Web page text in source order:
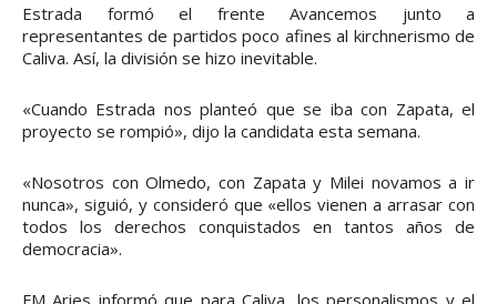
Estrada formó el frente Avancemos junto a
representantes de partidos poco afines al kirchnerismo de
Caliva. Así, la división se hizo inevitable.
«Cuando Estrada nos planteó que se iba con Zapata, el
proyecto se rompió», dijo la candidata esta semana.
«Nosotros con Olmedo, con Zapata y Milei novamos a ir
nunca», siguió, y consideró que «ellos vienen a arrasar con
todos los derechos conquistados en tantos años de
democracia».
FM Aries informó que para Caliva, los personalismos y el